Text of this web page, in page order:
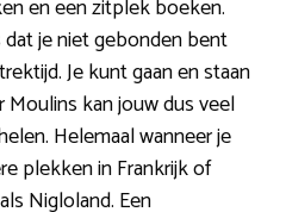
en een zitplek boeken.
je niet gebonden bent
Je kunt gaan en staan
Moulins kan jouw dus veel
Helemaal wanneer je
plekken in Frankrijk of
Nigloland. Een